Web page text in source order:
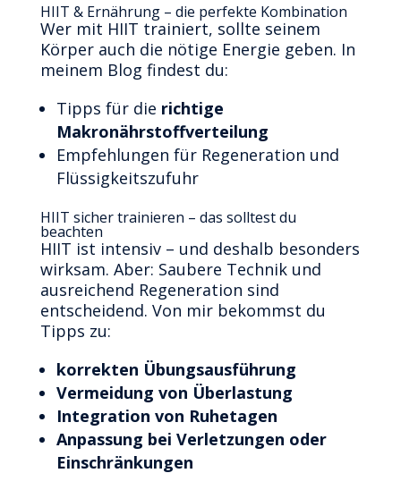
HIIT & Ernährung – die perfekte Kombination
Wer mit HIIT trainiert, sollte seinem
Körper auch die nötige Energie geben. In
meinem Blog findest du:
Tipps für die richtige
Makronährstoffverteilung
Empfehlungen für Regeneration und
Flüssigkeitszufuhr
HIIT sicher trainieren – das solltest du
beachten
HIIT ist intensiv – und deshalb besonders
wirksam. Aber: Saubere Technik und
ausreichend Regeneration sind
entscheidend. Von mir bekommst du
Tipps zu:
korrekten Übungsausführung
Vermeidung von Überlastung
Integration von Ruhetagen
Anpassung bei Verletzungen oder
Einschränkungen